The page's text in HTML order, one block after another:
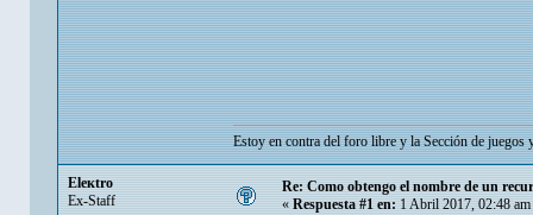
Estoy en contra del foro libre y la Sección de juegos
Eleкtro
Ex-Staff
Re: Como obtengo el nombre de un
« Respuesta #1 en: 1 Abril 2017, 02:48 am